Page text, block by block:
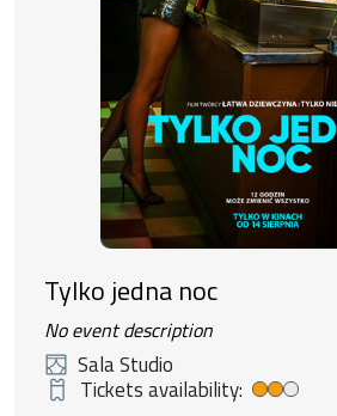
Tylko jedna noc
No event description
Sala Studio
Tickets availability:
Średnia dostępność biletów